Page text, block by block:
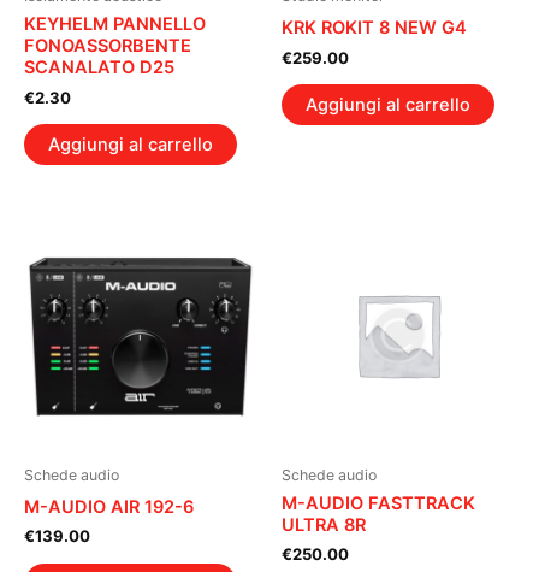
KEYHELM PANNELLO
FONOASSORBENTE
SCANALATO D25
€2.30
Aggiungi al carrello
KRK ROKIT 8 NEW G4
€259.00
Aggiungi al carrello
Schede audio
M-AUDIO AIR 192-6
€139.00
Schede audio
M-AUDIO FASTTRACK
ULTRA 8R
€250.00